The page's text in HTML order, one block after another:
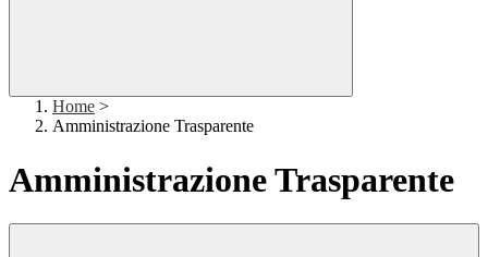
Home >
Amministrazione Trasparente
Amministrazione Trasparente